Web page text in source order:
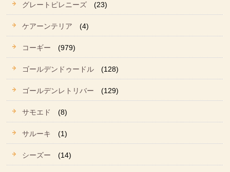
グレートピレニーズ (23)
ケアーンテリア (4)
コーギー (979)
ゴールデンドゥードル (128)
ゴールデンレトリバー (129)
サモエド (8)
サルーキ (1)
シーズー (14)